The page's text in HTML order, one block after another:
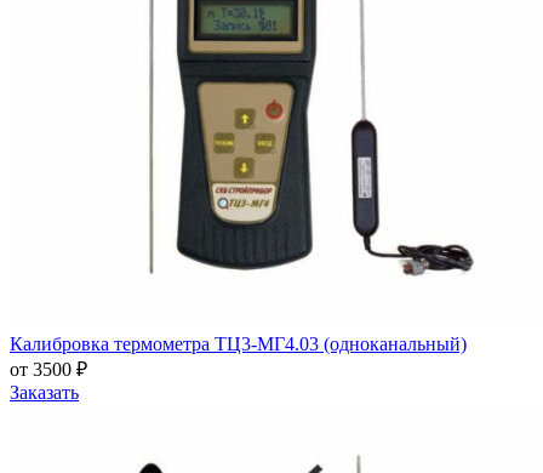
Калибровка термометра ТЦ3-МГ4.03 (одноканальный)
от 3500 ₽
Заказать